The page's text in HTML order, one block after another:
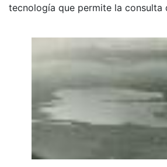
tecnología que permite la consulta